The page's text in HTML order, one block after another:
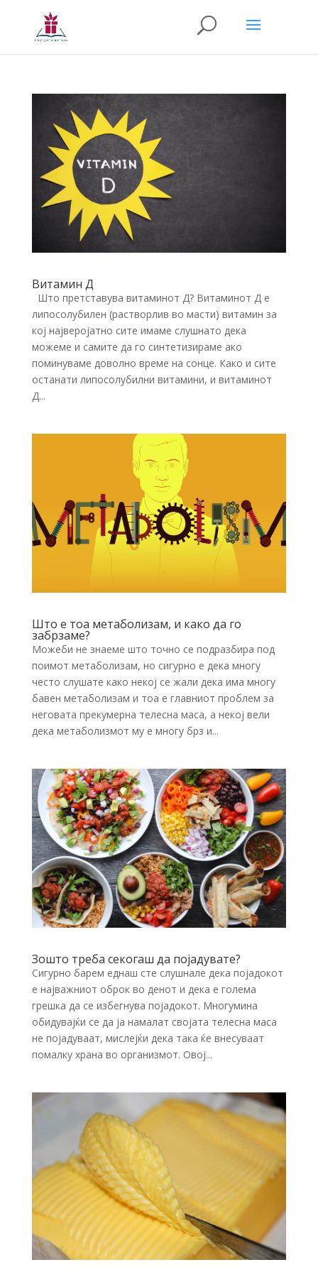
Витамин Д
Што претставува витаминот Д? Витаминот Д е
липосолубилен (растворлив во масти) витамин за
кој најверојатно сите имаме слушнато дека
можеме и самите да го синтетизираме ако
поминуваме доволно време на сонце. Како и сите
останати липосолубилни витамини, и витаминот
Д...
Што е тоа метаболизам, и како да го
забрзаме?
Можеби не знаеме што точно се подразбира под
поимот метаболизам, но сигурно е дека многу
често слушате како некој се жали дека има многу
бавен метаболизам и тоа е главниот проблем за
неговата прекумерна телесна маса, а некој вели
дека метаболизмот му е многу брз и...
Зошто треба секогаш да појадувате?
Сигурно барем еднаш сте слушнале дека појадокот
е најважниот оброк во денот и дека е голема
грешка да се избегнува појадокот. Многумина
обидувајќи се да ја намалат својата телесна маса
не појадуваат, мислејќи дека така ќе внесуваат
помалку храна во организмот. Овој...